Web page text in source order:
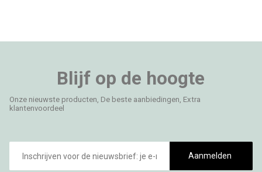
Blijf op de hoogte
Onze nieuwste producten, De beste aanbiedingen, Extra
klantenvoordeel
E-
mailadres
Aanmelden